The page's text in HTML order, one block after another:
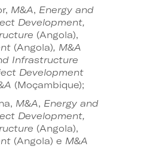
M&A, Energy and
Development,
(Angola),
(Angola), M&A
Infrastructure
Development
(Moçambique);
M&A, Energy and
Development,
(Angola),
(Angola) e M&A